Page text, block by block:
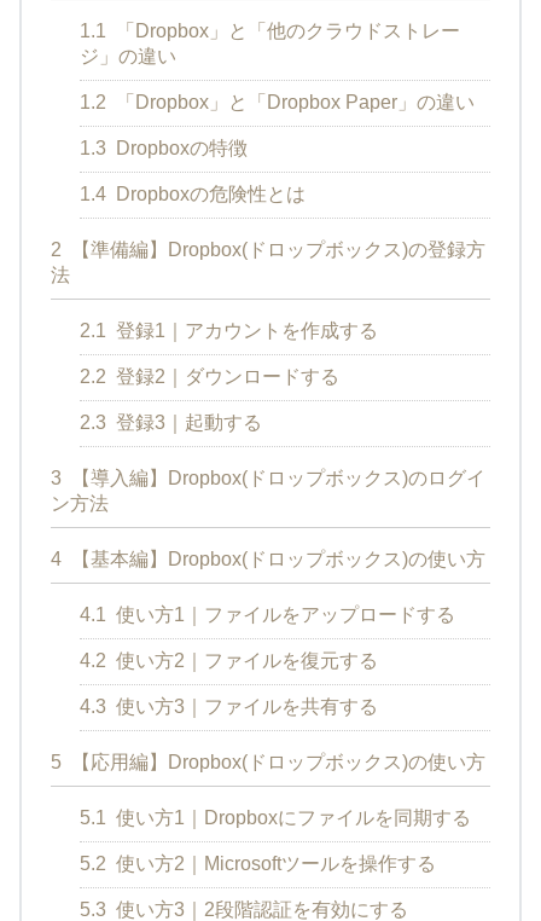
1.1
「Dropbox」と「他のクラウドストレー
ジ」の違い
1.2 「Dropbox」と「Dropbox Paper」の違い
1.3 Dropboxの特徴
1.4 Dropboxの危険性とは
2
【準備編】Dropbox(ドロップボックス)の登録方
法
2.1 登録1｜アカウントを作成する
2.2 登録2｜ダウンロードする
2.3 登録3｜起動する
3
【導入編】Dropbox(ドロップボックス)のログイ
ン方法
4 【基本編】Dropbox(ドロップボックス)の使い方
4.1 使い方1｜ファイルをアップロードする
4.2 使い方2｜ファイルを復元する
4.3 使い方3｜ファイルを共有する
5 【応用編】Dropbox(ドロップボックス)の使い方
5.1 使い方1｜Dropboxにファイルを同期する
5.2 使い方2｜Microsoftツールを操作する
5.3 使い方3｜2段階認証を有効にする